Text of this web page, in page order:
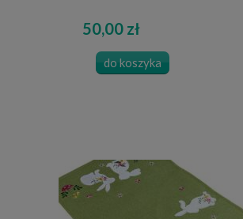
50,00 zł
do koszyka